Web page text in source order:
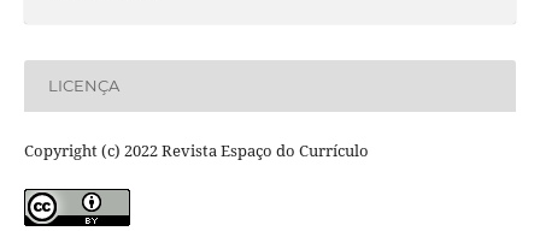
LICENÇA
Copyright (c) 2022 Revista Espaço do Currículo